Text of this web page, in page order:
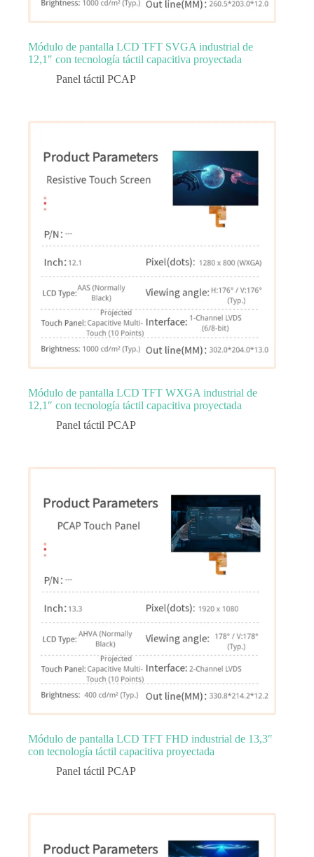
Módulo de pantalla LCD TFT SVGA industrial de
12,1″ con tecnología táctil capacitiva proyectada
Panel táctil PCAP
Módulo de pantalla LCD TFT WXGA industrial de
12,1″ con tecnología táctil capacitiva proyectada
Panel táctil PCAP
Módulo de pantalla LCD TFT FHD industrial de 13,3″
con tecnología táctil capacitiva proyectada
Panel táctil PCAP